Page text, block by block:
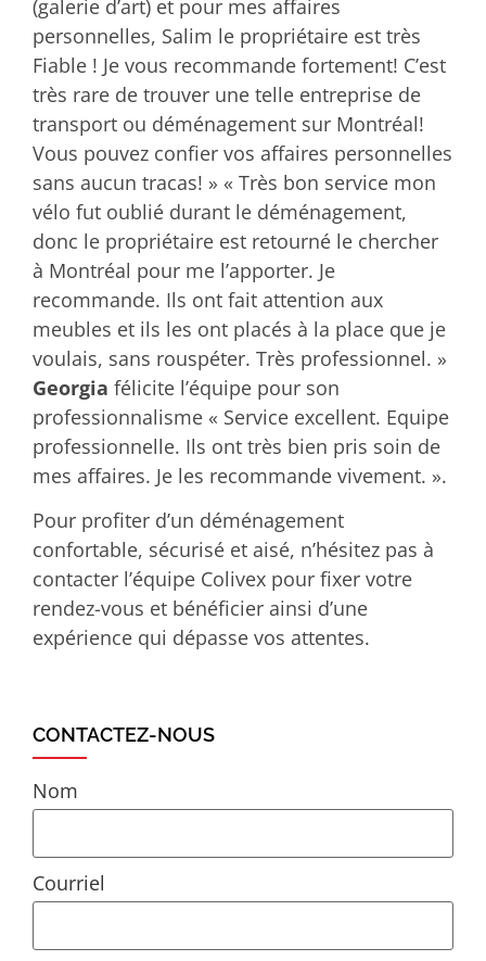
(galerie d’art) et pour mes affaires
personnelles, Salim le propriétaire est très
Fiable ! Je vous recommande fortement! C’est
très rare de trouver une telle entreprise de
transport ou déménagement sur Montréal!
Vous pouvez confier vos affaires personnelles
sans aucun tracas! » « Très bon service mon
vélo fut oublié durant le déménagement,
donc le propriétaire est retourné le chercher
à Montréal pour me l’apporter. Je
recommande. Ils ont fait attention aux
meubles et ils les ont placés à la place que je
voulais, sans rouspéter. Très professionnel. »
Georgia félicite l’équipe pour son
professionnalisme « Service excellent. Equipe
professionnelle. Ils ont très bien pris soin de
mes affaires. Je les recommande vivement. ».
Pour profiter d’un déménagement
confortable, sécurisé et aisé, n’hésitez pas à
contacter l’équipe Colivex pour fixer votre
rendez-vous et bénéficier ainsi d’une
expérience qui dépasse vos attentes.
CONTACTEZ-NOUS
Nom
Courriel